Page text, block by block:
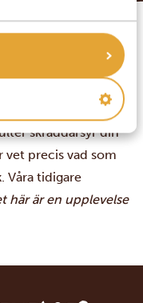
i Afrika med Afrika
skräddarsyr din
vet precis vad som
Våra tidigare
här är en upplevelse